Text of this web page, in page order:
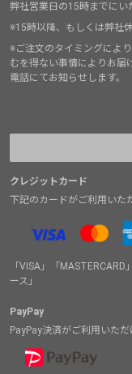
弊社営業日の15時までにい
※15時以降、もしくは弊社
※ご注文のタイミングによ
むを得ない事情によりお届
電話にてお知らせします。
クレジットカード
下記のカードがご利用いた
「VISA」「
ース」
PayPay
PayPay決済がご利用いただ